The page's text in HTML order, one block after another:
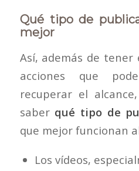
Qué tipo de
mejor
Así, además de
acciones que
recuperar el
saber qué tipo de
que mejor funcionan
Los vídeos,